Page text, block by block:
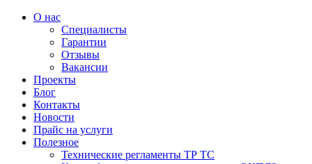
О нас
Специалисты
Гарантии
Отзывы
Вакансии
Проекты
Блог
Контакты
Новости
Прайс на услуги
Полезное
Технические регламенты ТР ТС